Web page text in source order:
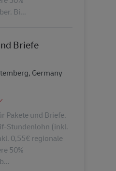
Bi...
Briefe
Germany
Pakete und Briefe.
Stundenlohn (inkl.
0,55€ regionale
50%